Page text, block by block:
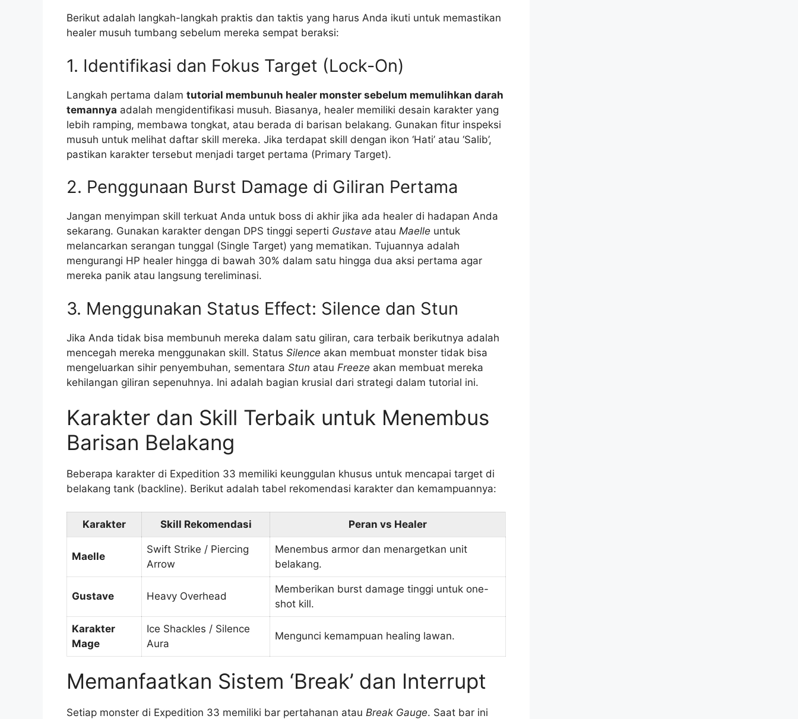
Berikut adalah langkah-langkah praktis dan taktis yang harus Anda ikuti untuk memastikan
healer musuh tumbang sebelum mereka sempat beraksi:
1. Identifikasi dan Fokus Target (Lock-On)
Langkah pertama dalam tutorial membunuh healer monster sebelum memulihkan darah
temannya adalah mengidentifikasi musuh. Biasanya, healer memiliki desain karakter yang
lebih ramping, membawa tongkat, atau berada di barisan belakang. Gunakan fitur inspeksi
musuh untuk melihat daftar skill mereka. Jika terdapat skill dengan ikon ‘Hati’ atau ‘Salib’,
pastikan karakter tersebut menjadi target pertama (Primary Target).
2. Penggunaan Burst Damage di Giliran Pertama
Jangan menyimpan skill terkuat Anda untuk boss di akhir jika ada healer di hadapan Anda
sekarang. Gunakan karakter dengan DPS tinggi seperti Gustave atau Maelle untuk
melancarkan serangan tunggal (Single Target) yang mematikan. Tujuannya adalah
mengurangi HP healer hingga di bawah 30% dalam satu hingga dua aksi pertama agar
mereka panik atau langsung tereliminasi.
3. Menggunakan Status Effect: Silence dan Stun
Jika Anda tidak bisa membunuh mereka dalam satu giliran, cara terbaik berikutnya adalah
mencegah mereka menggunakan skill. Status Silence akan membuat monster tidak bisa
mengeluarkan sihir penyembuhan, sementara Stun atau Freeze akan membuat mereka
kehilangan giliran sepenuhnya. Ini adalah bagian krusial dari strategi dalam tutorial ini.
Karakter dan Skill Terbaik untuk Menembus
Barisan Belakang
Beberapa karakter di Expedition 33 memiliki keunggulan khusus untuk mencapai target di
belakang tank (backline). Berikut adalah tabel rekomendasi karakter dan kemampuannya:
Karakter Skill Rekomendasi Peran vs Healer
Maelle
Swift Strike / Piercing
Arrow
Menembus armor dan menargetkan unit
belakang.
Gustave Heavy Overhead
Memberikan burst damage tinggi untuk one-
shot kill.
Karakter
Mage
Ice Shackles / Silence
Aura
Mengunci kemampuan healing lawan.
Memanfaatkan Sistem ‘Break’ dan Interrupt
Setiap monster di Expedition 33 memiliki bar pertahanan atau Break Gauge. Saat bar ini